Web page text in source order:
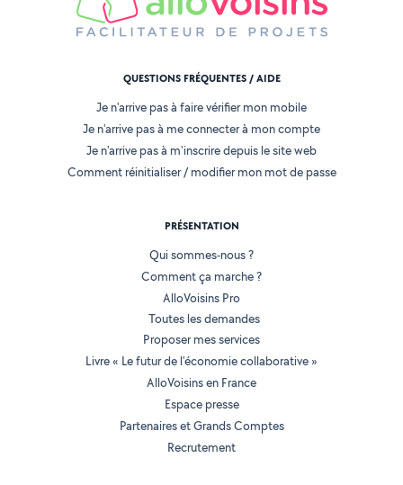
QUESTIONS FRÉQUENTES / AIDE
Je n'arrive pas à faire vérifier mon mobile
Je n'arrive pas à me connecter à mon compte
Je n'arrive pas à m'inscrire depuis le site web
Comment réinitialiser / modifier mon mot de passe
PRÉSENTATION
Qui sommes-nous ?
Comment ça marche ?
AlloVoisins Pro
Toutes les demandes
Proposer mes services
Livre « Le futur de l'économie collaborative »
AlloVoisins en France
Espace presse
Partenaires et Grands Comptes
Recrutement